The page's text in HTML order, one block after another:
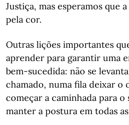
Justiça, mas esperamos que
pela cor.
Outras lições importantes
aprender para garantir uma
bem-sucedida: não se
chamado, numa fila deixar o
começar a caminhada para o
manter a postura em todas